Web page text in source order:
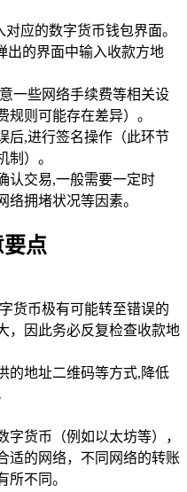
应的数字货币钱包界面。
出的界面中输入收款方地
一些网络手续费等相关设
规则可能存在差异）。
后,进行签名操作（此环节
制）。
认交易,一般需要一定时
络拥堵状况等因素。
点
货币极有可能转至错误的
，因此务必反复检查收款地
的地址二维码等方式,降低
字货币（例如以太坊等），
适的网络，不同网络的转账
所不同。